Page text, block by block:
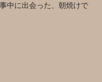
中に出会った、朝焼けで